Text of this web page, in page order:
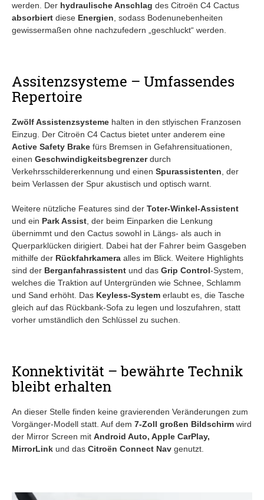
werden. Der hydraulische Anschlag des Citroën C4 Cactus
absorbiert diese Energien , sodass Bodenunebenheiten
gewissermaßen ohne nachzufedern „geschluckt“ werden.
Assitenzsysteme – Umfassendes
Repertoire
Zwölf Assistenzsysteme halten in den stlyischen Franzosen
Einzug. Der Citroën C4 Cactus bietet unter anderem eine
Active Safety Brake fürs Bremsen in Gefahrensituationen,
einen Geschwindigkeitsbegrenzerdurch
Verkehrsschildererkennung und einen Spurassistenten , der
beim Verlassen der Spur akustisch und optisch warnt.
Weitere nützliche Features sind der Toter-Winkel-Assistent
und ein Park Assist , der beim Einparken die Lenkung
übernimmt und den Cactus sowohl in Längs- als auch in
Querparklücken dirigiert. Dabei hat der Fahrer beim Gasgeben
mithilfe der Rückfahrkamera alles im Blick. Weitere Highlights
sind der Berganfahrassistent und das Grip Control-System,
welches die Traktion auf Untergründen wie Schnee, Schlamm
und Sand erhöht. Das Keyless-System erlaubt es, die Tasche
gleich auf das Rückbank-Sofa zu legen und loszufahren, statt
vorher umständlich den Schlüssel zu suchen.
Konnektivität – bewährte Technik
bleibt erhalten
An dieser Stelle finden keine gravierenden Veränderungen zum
Vorgänger-Modell statt. Auf dem 7-Zoll großen Bildschirm wird
der Mirror Screen mit Android Auto, Apple CarPlay,
MirrorLink und das Citroën Connect Nav genutzt.